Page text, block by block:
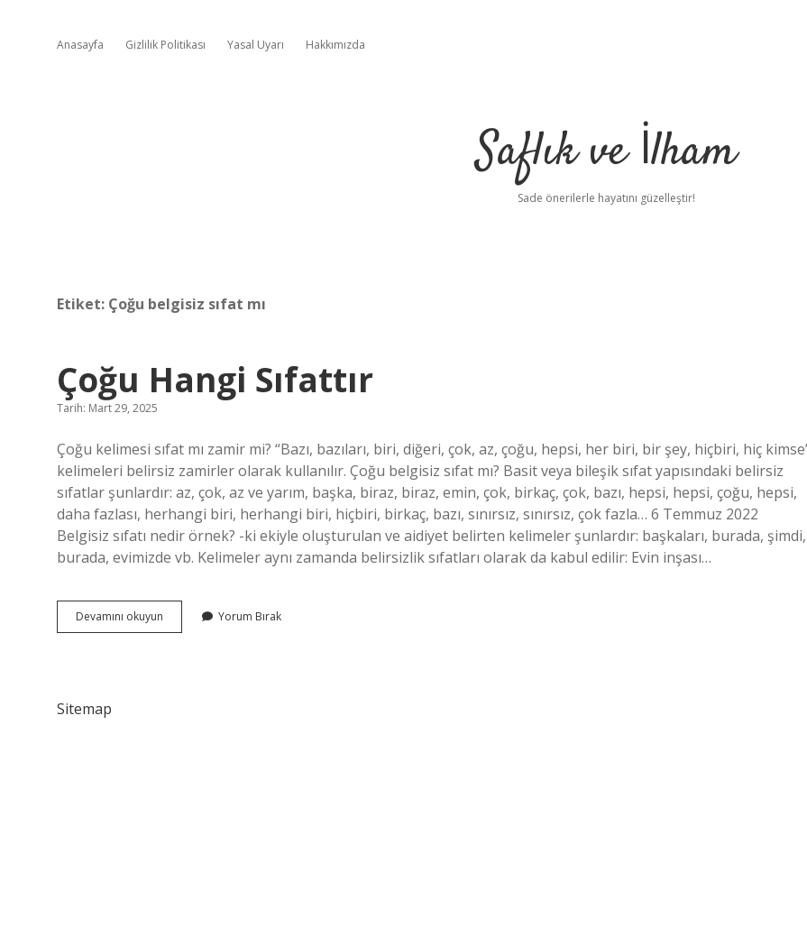
Anasayfa Gizlilik Politikası Yasal Uyarı Hakkımızda
Saflık ve İlham
Sade önerilerle hayatını güzelleştir!
Etiket: Çoğu belgisiz sıfat mı
Çoğu Hangi Sıfattır
Tarih: Mart 29, 2025
Çoğu kelimesi sıfat mı zamir mi? “Bazı, bazıları, biri, diğeri, çok, az, çoğu, hepsi, her biri, bir şey, hiçbiri, hiç
kelimeleri belirsiz zamirler olarak kullanılır. Çoğu belgisiz sıfat mı? Basit veya bileşik sıfat yapısındaki belirsiz
sıfatlar şunlardır: az, çok, az ve yarım, başka, biraz, biraz, emin, çok, birkaç, çok, bazı, hepsi, hepsi, çoğu, hepsi,
daha fazlası, herhangi biri, herhangi biri, hiçbiri, birkaç, bazı, sınırsız, sınırsız, çok fazla… 6 Temmuz 2022
Belgisiz sıfatı nedir örnek? -ki ekiyle oluşturulan ve aidiyet belirten kelimeler şunlardır: başkaları, burada, şimdi,
burada, evimizde vb. Kelimeler aynı zamanda belirsizlik sıfatları olarak da kabul edilir: Evin inşası…
Devamını okuyun
Hangi
Yorum Bırak
Sitemap